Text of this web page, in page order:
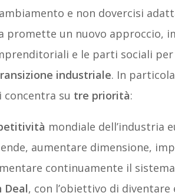
e non dovercisi
promette un nuovo approccio,
e le parti sociali
industriale. In
su tre priorità:
mondiale dell’industria
aumentare dimensione,
continuamente il
Deal, con l’obiettivo di